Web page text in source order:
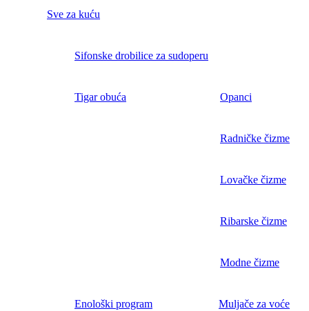
Sve za kuću
Sifonske drobilice za sudoperu
Tigar obuća Opanci
Radničke čizme
Lovačke čizme
Ribarske čizme
Modne čizme
Enološki program Muljače za voće